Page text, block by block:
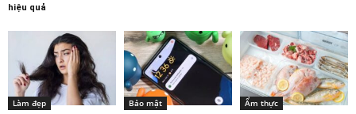
hiệu quả
Làm đẹp Bảo mật Ẩm thực